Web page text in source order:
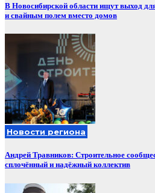
В Новосибирской области ищут выход
и свайным полем вместо домов
Новости региона
Андрей Травников: Строительное
сплочённый и надёжный коллектив